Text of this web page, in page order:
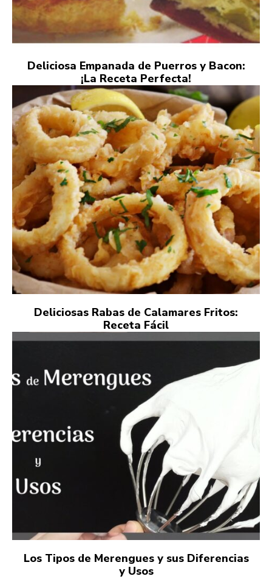
Deliciosa Empanada de Puerros y Bacon:
¡La Receta Perfecta!
Deliciosas Rabas de Calamares Fritos:
Receta Fácil
Los Tipos de Merengues y sus Diferencias
y Usos